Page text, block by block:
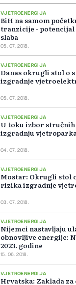
VJETROENERGIJA
BiH na samom
tranzicije -
slaba
05. 07. 2018.
VJETROENERGIJA
Danas okrugli stol o
izgradnje
05. 07. 2018.
VJETROENERGIJA
U toku izbor
izgradnju
04. 07. 2018.
VJETROENERGIJA
Mostar: Okrugli stol
rizika izgradnje
03. 07. 2018.
VJETROENERGIJA
Nijemci nastavljaju
obnovljive energije:
2023. godine
15. 06. 2018.
VJETROENERGIJA
Hrvatska: Zaklada za